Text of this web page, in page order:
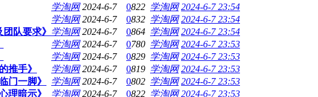
学淘网 2024-6-7 0822 学淘网 2024-6-7 23:54
学淘网 2024-6-7 0832 学淘网 2024-6-7 23:54
队要求》 学淘网 2024-6-7 0864 学淘网 2024-6-7 23:54
学淘网 2024-6-7 0780 学淘网 2024-6-7 23:53
学淘网 2024-6-7 0829 学淘网 2024-6-7 23:53
推手》
学淘网 2024-6-7 0819 学淘网 2024-6-7 23:53
门一脚》
学淘网 2024-6-7 0802 学淘网 2024-6-7 23:53
理暗示》
学淘网 2024-6-7 0822 学淘网 2024-6-7 23:53